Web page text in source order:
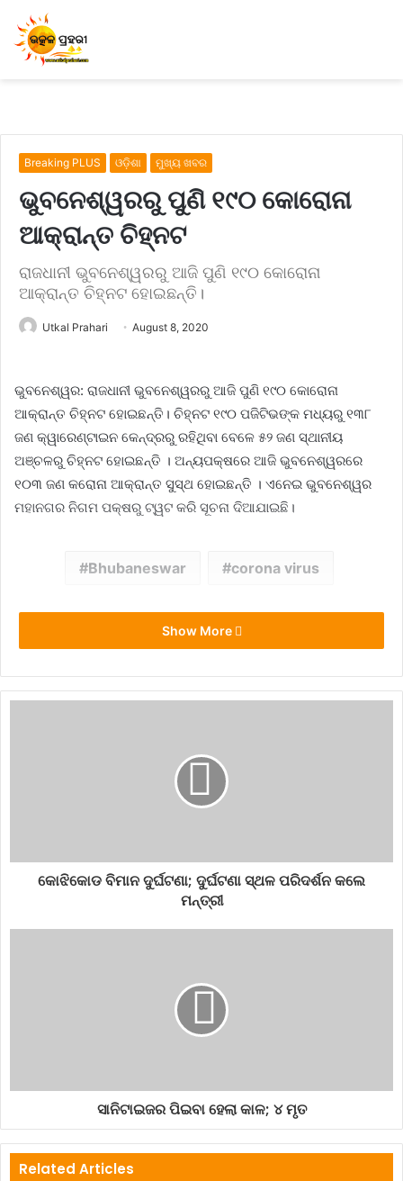
Breaking PLUS ଓଡ଼ିଶା ମୁଖ୍ୟ ଖବର
ଭୁବନେଶ୍ୱରରୁ ପୁଣି ୧୯୦ କୋରୋନା
ଆକ୍ରାନ୍ତ ଚିହ୍ନଟ
ରାଜଧାନୀ ଭୁବନେଶ୍ୱରରୁ ଆଜି ପୁଣି ୧୯୦ କୋରୋନା
ଆକ୍ରାନ୍ତ ଚିହ୍ନଟ ହୋଇଛନ୍ତି।
Utkal Prahari August 8, 2020
ଭୁବନେଶ୍ୱର: ରାଜଧାନୀ ଭୁବନେଶ୍ୱରରୁ ଆଜି ପୁଣି ୧୯୦ କୋରୋନା
ଆକ୍ରାନ୍ତ ଚିହ୍ନଟ ହୋଇଛନ୍ତି। ଚିହ୍ନଟ ୧୯୦ ପଜିଟିଭଙ୍କ ମଧ୍ୟରୁ ୧୩୮
ଜଣ କ୍ୱାରେଣ୍ଟାଇନ କେନ୍ଦ୍ରରୁ ରହିଥିବା ବେଳେ ୫୨ ଜଣ ସ୍ଥାନୀୟ
ଅଞ୍ଚଳରୁ ଚିହ୍ନଟ ହୋଇଛନ୍ତି । ଅନ୍ୟପକ୍ଷରେ ଆଜି ଭୁବନେଶ୍ୱରରେ
୧୦୩ ଜଣ କରୋନା ଆକ୍ରାନ୍ତ ସୁସ୍ଥ ହୋଇଛନ୍ତି । ଏନେଇ ଭୁବନେଶ୍ୱର
ମହାନଗର ନିଗମ ପକ୍ଷରୁ ଟ୍ୱଟ କରି ସୂଚନା ଦିଆଯାଇଛି।
Bhubaneswar corona virus
Show More
କୋଝିକୋଡ ବିମାନ ଦୁର୍ଘଟଣା; ଦୁର୍ଘଟଣା ସ୍ଥଳ ପରିଦର୍ଶନ କଲେ
ମନ୍ତ୍ରୀ
ସାନିଟାଇଜର ପିଇବା ହେଲା କାଳ; ୪ ମୃତ
Related Articles